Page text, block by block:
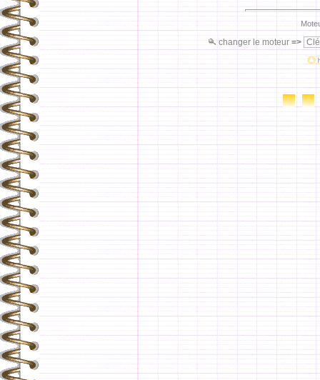
changer le moteur =>